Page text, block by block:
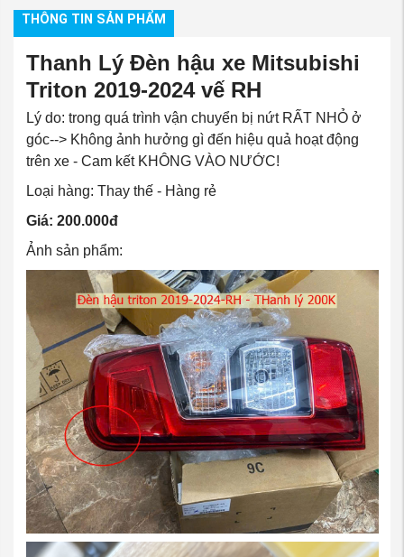
THÔNG TIN SẢN PHẨM
Thanh Lý Đèn hậu xe Mitsubishi
Triton 2019-2024 vế RH
Lý do: trong quá trình vận chuyển bị nứt RẤT NHỎ ở
góc--> Không ảnh hưởng gì đến hiệu quả hoạt động
trên xe - Cam kết KHÔNG VÀO NƯỚC!
Loại hàng: Thay thế - Hàng rẻ
Giá: 200.000đ
Ảnh sản phẩm: